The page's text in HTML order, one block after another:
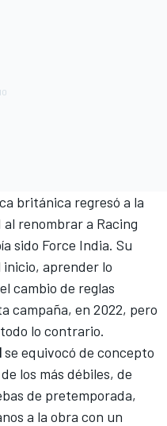
británica regresó a la
al renombrar a Racing
sido Force India. Su
aprender lo
cambio de reglas
campaña, en 2022, pero
lo contrario.
se equivocó de concepto
los más débiles, de
de pretemporada,
a la obra con un